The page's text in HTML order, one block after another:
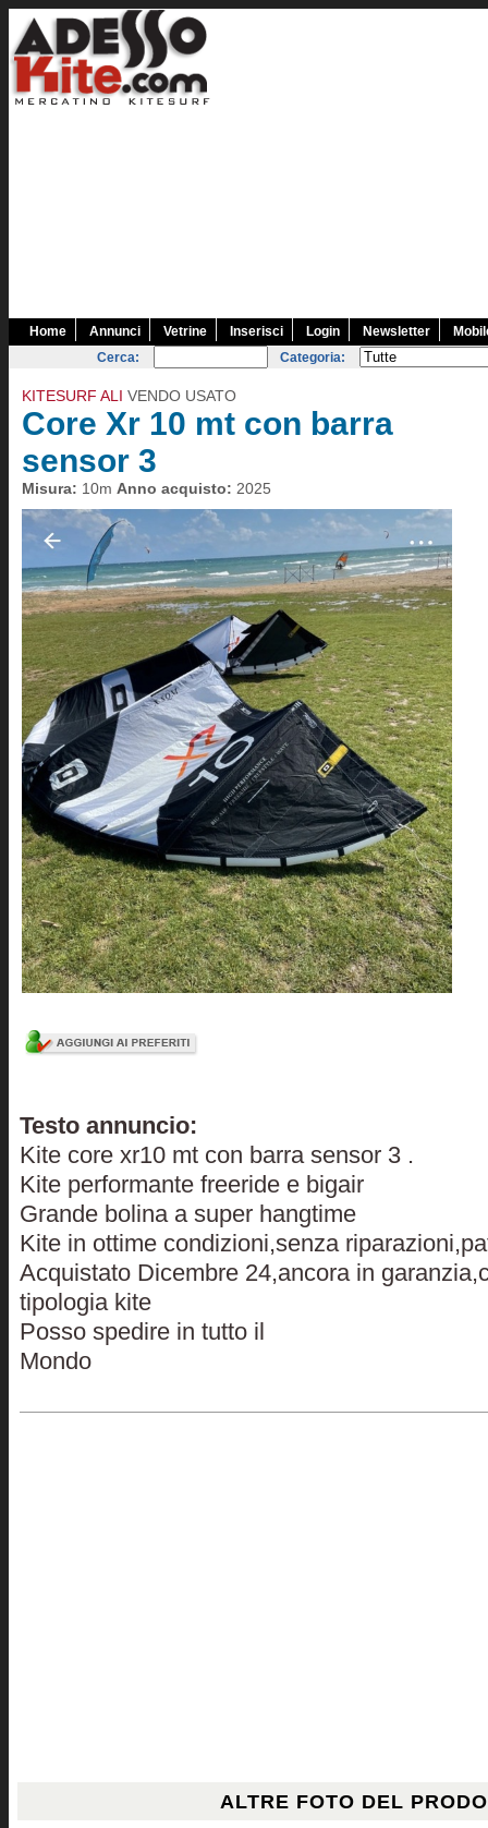
Home Annunci Vetrine Inserisci Login Newsletter
Cerca:
Categoria:
KITESURF ALI VENDO USATO
Core Xr 10 mt con barra
sensor 3
Misura: 10m Anno acquisto: 2025
Testo annuncio:
Kite core xr10 mt con barra sensor 3 .
Kite performante freeride e bigair
Grande bolina a super hangtime
Kite in ottime condizioni,senza
Acquistato Dicembre 24,ancora in
tipologia kite
Posso spedire in tutto il
Mondo
ALTRE FOTO DEL